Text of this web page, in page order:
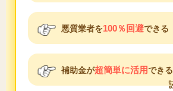
悪質業者を100％回避できる
補助金が超簡単に活用できる